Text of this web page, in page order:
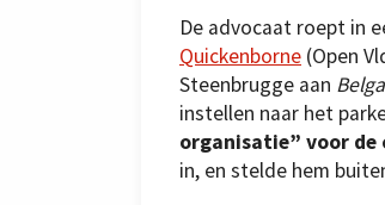
De advocaat roept in
Quickenborne (Open
Steenbrugge aan Belga
instellen naar het
organisatie” voor
in, en stelde hem